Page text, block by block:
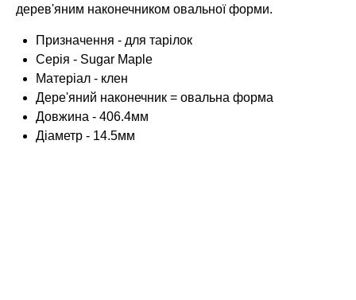
дерев'яним наконечником овальної форми.
Призначення - для тарілок
Серія - Sugar Maple
Матеріал - клен
Дере'яний наконечник = овальна форма
Довжина - 406.4мм
Діаметр - 14.5мм